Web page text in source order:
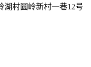
湖村圆岭新村一巷12号